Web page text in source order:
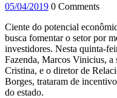
05/04/2019 0 Comments
Ciente do potencial
busca fomentar o setor por
investidores. Nesta quinta-
Fazenda, Marcos Vinicius, a
Cristina, e o diretor de
Borges, trataram de
do estado.